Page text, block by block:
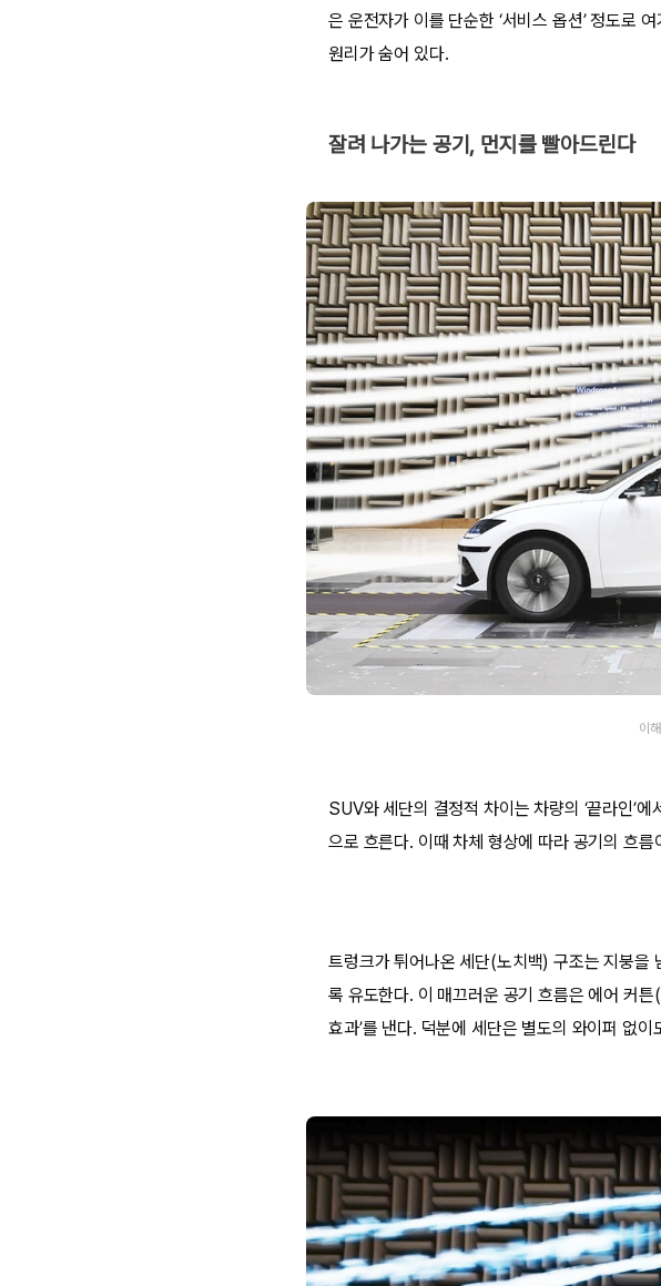
은 운전자가 이를 단순한 ‘서비스 옵션’ 정도로
원리가 숨어 있다.
잘려 나가는 공기, 먼지를 빨아드린다
이
SUV와 세단의 결정적 차이는 차량의 ‘끝라인’
으로 흐른다. 이때 차체 형상에 따라 공기의 흐름
트렁크가 튀어나온 세단(노치백) 구조는 지붕을
록 유도한다. 이 매끄러운 공기 흐름은 에어 커
효과’를 낸다. 덕분에 세단은 별도의 와이퍼 없